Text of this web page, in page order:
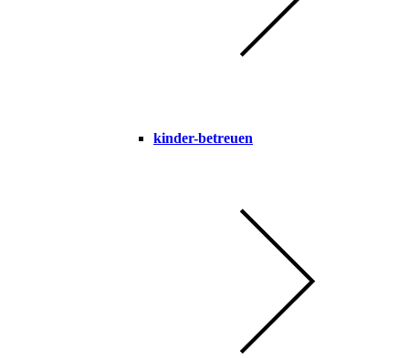
kinder-betreuen